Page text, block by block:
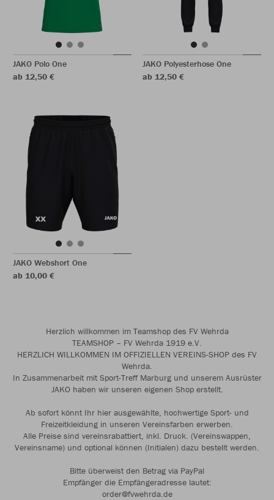
JAKO Polo One
ab 12,50 €
JAKO Polyesterhose One
ab 12,50 €
JAKO Webshort One
ab 10,00 €
Herzlich willkommen im Teamshop des FV Wehrda
TEAMSHOP – FV Wehrda 1919 e.V.
HERZLICH WILLKOMMEN IM OFFIZIELLEN VEREINS-SHOP des FV
Wehrda.
In Zusammenarbeit mit Sport-Treff Marburg und unserem Ausrüster
JAKO haben wir unseren eigenen Shop erstellt.
Ab sofort könnt Ihr hier ausgewählte, hochwertige Sport- und
Freizeitkleidung in unseren Vereinsfarben erwerben.
Alle Preise sind vereinsrabattiert, inkl. Druck. (Vereinswappen,
Vereinsname) und optional können (Initialen) dazu bestellt werden.
Bitte überweist den Betrag via PayPal
Empfänger die Empfängeradresse lautet:
order@fvwehrda.de